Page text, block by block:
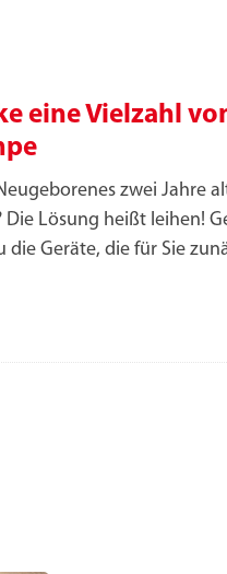
eine Vielzahl
zwei Jahre
Lösung heißt leihen!
Geräte, die für Sie